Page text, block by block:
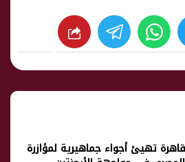
whats شارك
تهيئ أجواء جماهيرية لمؤازرة